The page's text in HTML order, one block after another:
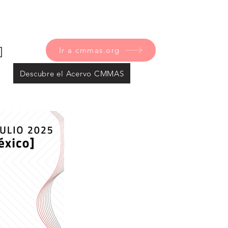
Ir a cmmas.org
Descubre el Acervo CMMAS